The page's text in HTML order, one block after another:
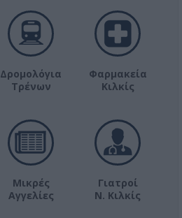
Δρομολόγια
Τρένων
Φαρμακεία
Κιλκίς
Μικρές
Αγγελίες
Γιατροί
Ν. Κιλκίς